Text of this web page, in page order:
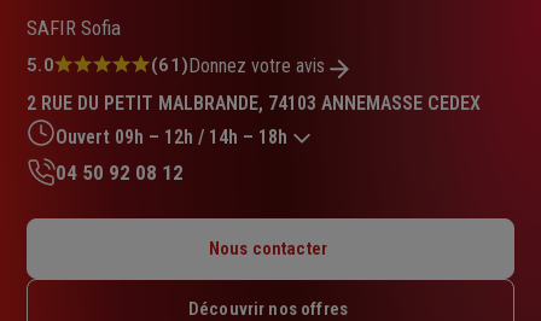
SAFIR Sofia
Note
5.0
sur
5
étoiles
5.0 (61)Donnez votre avis
2 RUE DU PETIT MALBRANDE, 74103 ANNEMASSE CEDEX
Ouvert 09h – 12h / 14h – 18h
Mardi : 09h – 12h / 14h – 18h
Jeudi : 09h – 12h / 14h – 18h
04 50 92 08 12
Nous contacter
Découvrir nos offres